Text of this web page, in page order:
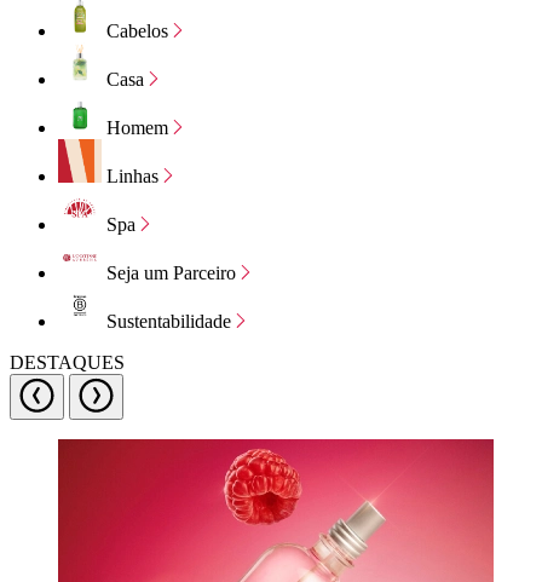
Cabelos
Casa
Homem
Linhas
Spa
Seja um Parceiro
Sustentabilidade
DESTAQUES